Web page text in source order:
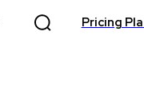
Pricing